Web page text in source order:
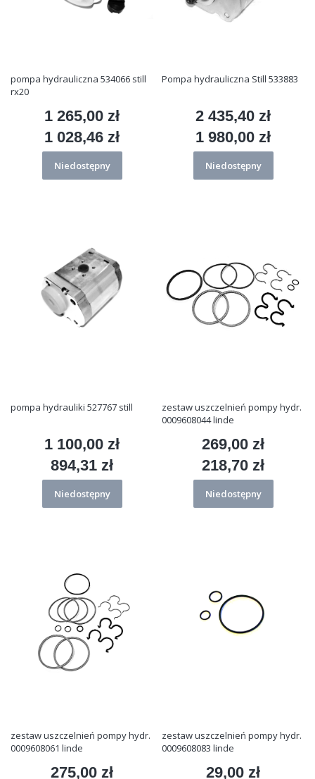
pompa hydrauliczna 534066 still
rx20
Cena
1 265,00 zł
Cena
1 028,46 zł
Niedostępny
Pompa hydrauliczna Still 533883
Cena
2 435,40 zł
Cena
1 980,00 zł
Niedostępny
pompa hydrauliki 527767 still
Cena
1 100,00 zł
Cena
894,31 zł
Niedostępny
zestaw uszczelnień pompy hydr.
0009608044 linde
Cena
269,00 zł
Cena
218,70 zł
Niedostępny
zestaw uszczelnień pompy hydr.
0009608061 linde
Cena
275,00 zł
zestaw uszczelnień pompy hydr.
0009608083 linde
Cena
29,00 zł